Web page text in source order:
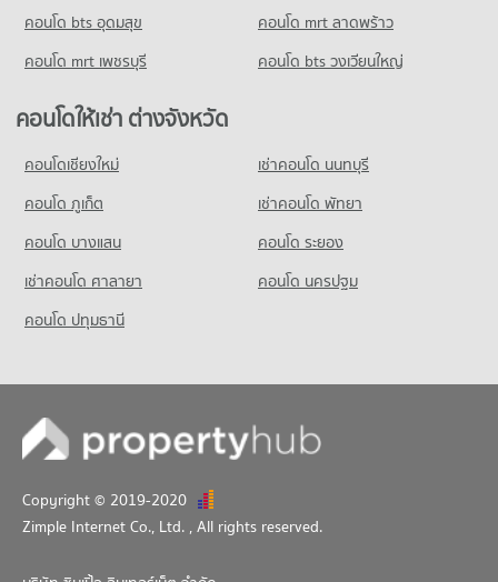
คอนโด รร.ไทยคริสเตียน
คอนโดให้เช่า รร.ไทยคริสเตียน
มีคอนโดให้เช่า 755 ประกาศ
ขายคอนโด รร.ไทยคริสเตียน
ขายคอนโด เทสโก้โลตัส เอ็กตร้า พระราม 4
มีคอนโดขาย 207 ประกาศ
คอนโด บิ๊กซี เอ็กซ์ตร้า พระราม 4
1,032 โครงการ
คอนโดให้เช่า บิ๊กซี เอ็กซ์ตร้า พระราม 4
ขายคอนโด บิ๊กซี เอ็กซ์ตร้า พระราม 4
มีคอนโดขาย 383 ประกาศ
คอนโดให้เช่า อาคารอิตัลไทย ทาวเวอร์
มีคอนโดให้เช่า 54 ประกาศ
มีคอนโดขาย 21 ประกาศ
คอนโด จีเอ็มเอ็ม แกรมมี่
คอนโดให้เช่า จีเอ็มเอ็ม แกรมมี่
มีคอนโดให้เช่า 120 ประกาศ
ขายคอนโด จีเอ็มเอ็ม แกรมมี่
มีคอนโดขาย 58 ประกาศ
คอนโด bts อุดมสุข
คอนโด mrt ลาดพร้าว
คอนโด mrt เพชรบุรี
คอนโด bts วงเวียนใหญ่
คอนโดให้เช่า ต่างจังหวัด
คอนโดเชียงใหม่
เช่าคอนโด นนทบุรี
คอนโด ภูเก็ต
เช่าคอนโด พัทยา
คอนโด บางแสน
คอนโด ระยอง
เช่าคอนโด ศาลายา
คอนโด นครปฐม
คอนโด ปทุมธานี
Copyright © 2019-2020
Zimple Internet Co., Ltd. , All rights reserved.